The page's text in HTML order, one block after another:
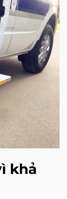
khả